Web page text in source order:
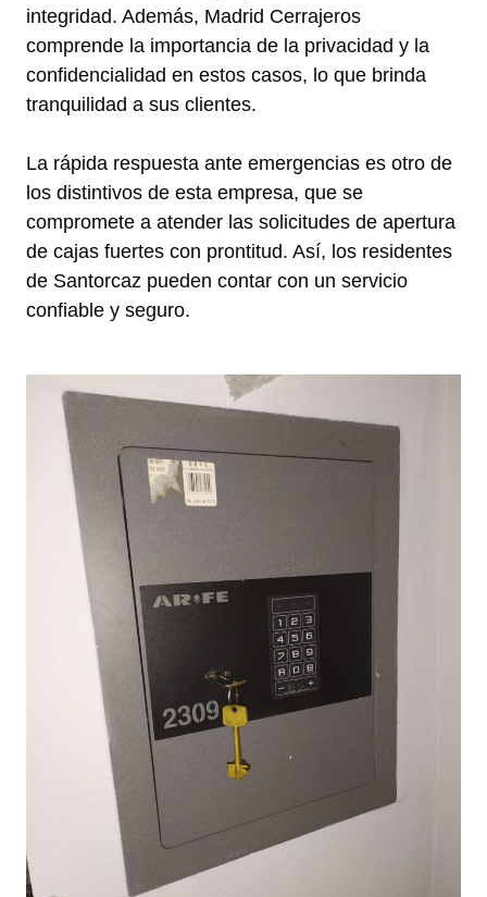
integridad. Además, Madrid Cerrajeros
comprende la importancia de la privacidad y la
confidencialidad en estos casos, lo que brinda
tranquilidad a sus clientes.
La rápida respuesta ante emergencias es otro de
los distintivos de esta empresa, que se
compromete a atender las solicitudes de apertura
de cajas fuertes con prontitud. Así, los residentes
de Santorcaz pueden contar con un servicio
confiable y seguro.